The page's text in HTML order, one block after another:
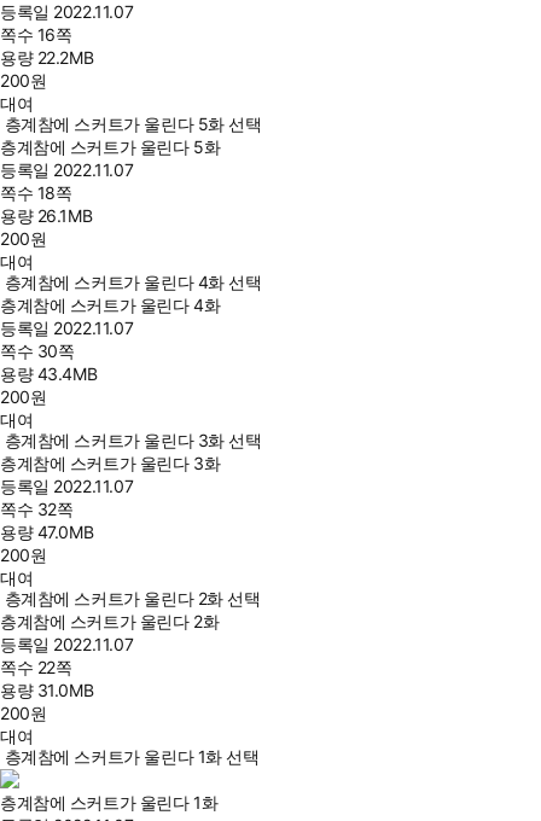
등록일 2022.11.07
쪽수 16쪽
용량 22.2MB
200원
대여
층계참에 스커트가 울린다 5화 선택
층계참에 스커트가 울린다 5화
등록일 2022.11.07
쪽수 18쪽
용량 26.1MB
200원
대여
층계참에 스커트가 울린다 4화 선택
층계참에 스커트가 울린다 4화
등록일 2022.11.07
쪽수 30쪽
용량43.4MB
200원
대여
층계참에 스커트가 울린다 3화 선택
층계참에 스커트가 울린다 3화
등록일 2022.11.07
쪽수 32쪽
용량47.0MB
200원
대여
층계참에 스커트가 울린다 2화 선택
층계참에 스커트가 울린다 2화
등록일 2022.11.07
쪽수 22쪽
용량 31.0MB
200원
대여
층계참에 스커트가 울린다 1화 선택
층계참에 스커트가 울린다 1화